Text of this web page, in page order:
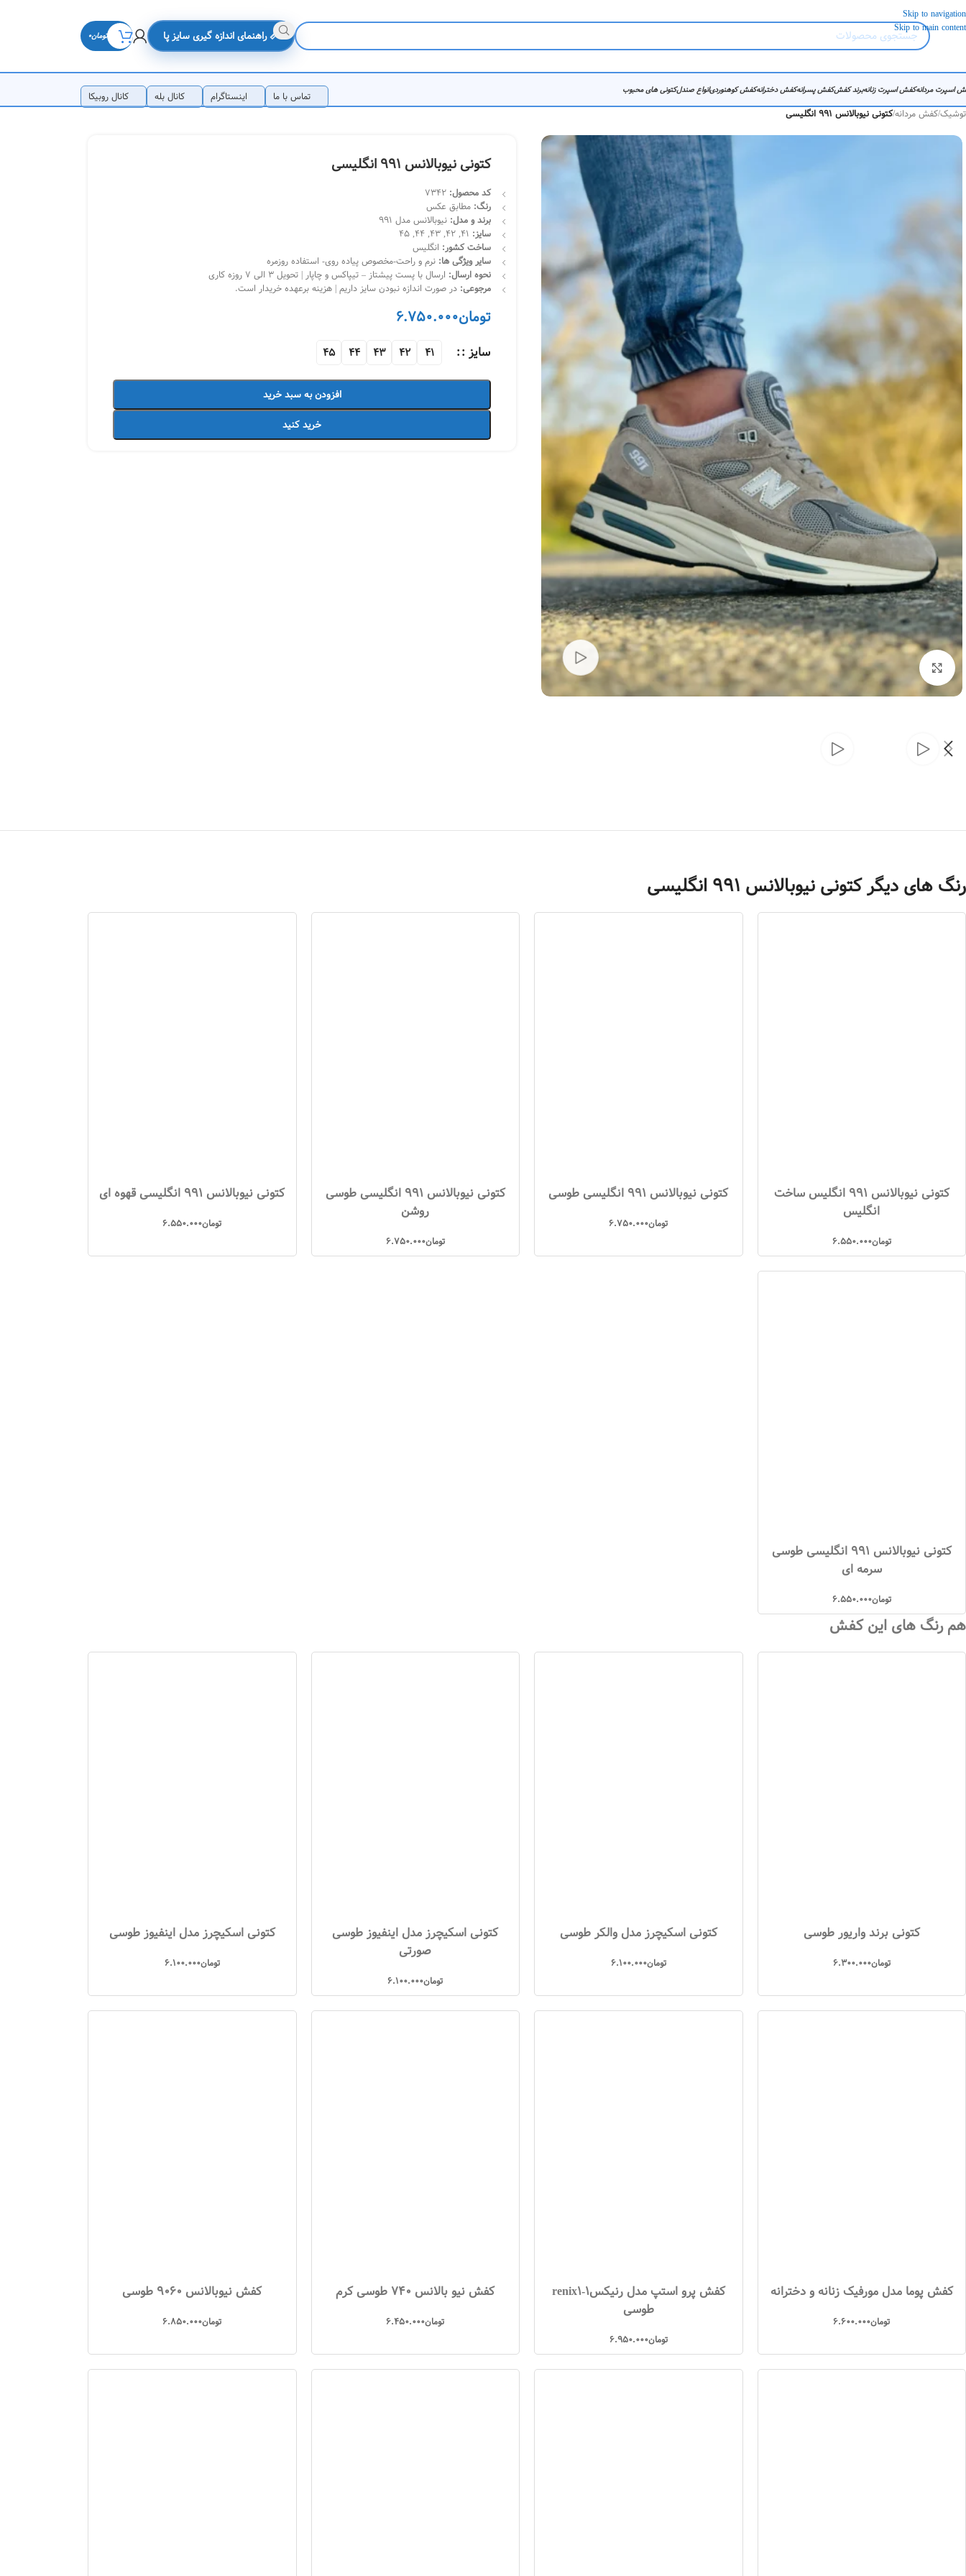
Skip to navigation
Skip to main content
📏 راهنمای اندازه گیری سایز پا تومان0
اسپرت مردانهکفش اسپرت زنانهبرند کفشکفش پسرانهکفش دخترانهکفش کوهنوردیانواع صندلکتونی های محبوب تماس با ما اینستاگرام کانال بله
کانال روبیکا
توشیک/کفش مردانه/کتونی نیوبالانس 991 انگلیسی
بزرگنمایی تصویر
کتونی نیوبالانس 991 انگلیسی
کد محصول:
7342
رنگ: مطابق عکس
برند و مدل: نیوبالانس مدل 991
سایز: 41, 42, 43, 44, 45
ساخت کشور: انگلیس
سایر ویژگی ها: نرم و راحت-مخصوص پیاده روی- استفاده روزمره
نحوه ارسال: ارسال با پست پیشتاز – تیپاکس و چاپار | تحویل 3 الی 7 روزه کاری
مرجوعی: در صورت اندازه نبودن سایز داریم | هزینه برعهده خریدار است.
تومان6.750.000
سایز : 41
42
43
44
45
افزودن به سبد خرید
خرید کنید
رنگ های دیگر کتونی نیوبالانس 991 انگلیسی
کتونی نیوبالانس 991 انگلیس ساخت
انگلیس
تومان6.550.000
کتونی نیوبالانس 991 انگلیسی طوسی
تومان6.750.000
کتونی نیوبالانس 991 انگلیسی طوسی
روشن
تومان6.750.000
کتونی نیوبالانس 991 انگلیسی قهوه ای
تومان6.550.000
کتونی نیوبالانس 991 انگلیسی طوسی
سرمه ای
تومان6.550.000
هم رنگ های این کفش
کتونی برند واریور طوسی
تومان6.300.000
کتونی اسکیچرز مدل والکر طوسی
تومان6.100.000
کتونی اسکیچرز مدل اینفیوز طوسی
صورتی
تومان6.100.000
کتونی اسکیچرز مدل اینفیوز طوسی
تومان6.100.000
کفش پوما مدل مورفیک زنانه و دخترانه
تومان6.600.000
کفش پرو استپ مدل رنیکس1-renix1
طوسی
تومان6.950.000
کفش نیو بالانس 740 طوسی کرم
تومان6.450.000
کفش نیوبالانس 9060 طوسی
تومان6.850.000